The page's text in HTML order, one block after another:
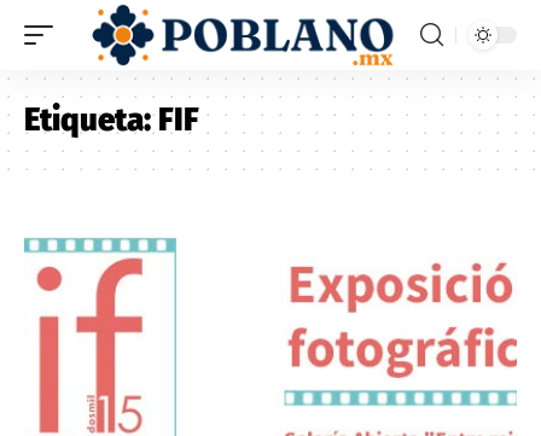
Etiqueta:FIF